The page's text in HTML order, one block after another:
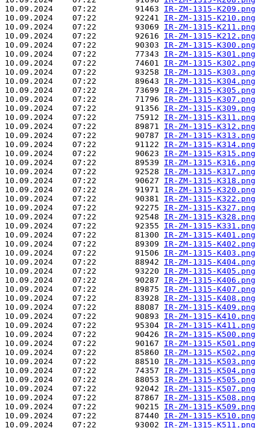
10.09.2024    07:22        91463 IR-ZM-1315-K209.png
10.09.2024    07:22        92241 IR-ZM-1315-K210.png
10.09.2024    07:22        93069 IR-ZM-1315-K211.png
10.09.2024    07:22        92616 IR-ZM-1315-K212.png
10.09.2024    07:22        90303 IR-ZM-1315-K300.png
10.09.2024    07:22        77343 IR-ZM-1315-K301.png
10.09.2024    07:22        74601 IR-ZM-1315-K302.png
10.09.2024    07:22        93258 IR-ZM-1315-K303.png
10.09.2024    07:22        89643 IR-ZM-1315-K304.png
10.09.2024    07:22        73699 IR-ZM-1315-K305.png
10.09.2024    07:22        71796 IR-ZM-1315-K307.png
10.09.2024    07:22        91356 IR-ZM-1315-K309.png
10.09.2024    07:22        75912 IR-ZM-1315-K311.png
10.09.2024    07:22        89871 IR-ZM-1315-K312.png
10.09.2024    07:22        90787 IR-ZM-1315-K313.png
10.09.2024    07:22        91122 IR-ZM-1315-K314.png
10.09.2024    07:22        90623 IR-ZM-1315-K315.png
10.09.2024    07:22        89539 IR-ZM-1315-K316.png
10.09.2024    07:22        92528 IR-ZM-1315-K317.png
10.09.2024    07:22        90627 IR-ZM-1315-K318.png
10.09.2024    07:22        91971 IR-ZM-1315-K320.png
10.09.2024    07:22        90381 IR-ZM-1315-K322.png
10.09.2024    07:22        92275 IR-ZM-1315-K327.png
10.09.2024    07:22        92548 IR-ZM-1315-K328.png
10.09.2024    07:22        92355 IR-ZM-1315-K331.png
10.09.2024    07:22        81300 IR-ZM-1315-K401.png
10.09.2024    07:22        89309 IR-ZM-1315-K402.png
10.09.2024    07:22        91506 IR-ZM-1315-K403.png
10.09.2024    07:22        88942 IR-ZM-1315-K404.png
10.09.2024    07:22        93220 IR-ZM-1315-K405.png
10.09.2024    07:22        90287 IR-ZM-1315-K406.png
10.09.2024    07:22        89875 IR-ZM-1315-K407.png
10.09.2024    07:22        83928 IR-ZM-1315-K408.png
10.09.2024    07:22        88087 IR-ZM-1315-K409.png
10.09.2024    07:22        90893 IR-ZM-1315-K410.png
10.09.2024    07:22        95304 IR-ZM-1315-K411.png
10.09.2024    07:22        90426 IR-ZM-1315-K500.png
10.09.2024    07:22        90167 IR-ZM-1315-K501.png
10.09.2024    07:22        85860 IR-ZM-1315-K502.png
10.09.2024    07:22        88510 IR-ZM-1315-K503.png
10.09.2024    07:22        74357 IR-ZM-1315-K504.png
10.09.2024    07:22        88053 IR-ZM-1315-K505.png
10.09.2024    07:22        92042 IR-ZM-1315-K507.png
10.09.2024    07:22        87867 IR-ZM-1315-K508.png
10.09.2024    07:22        90215 IR-ZM-1315-K509.png
10.09.2024    07:22        87440 IR-ZM-1315-K510.png
10.09.2024    07:22        93002 IR-ZM-1315-K511.png